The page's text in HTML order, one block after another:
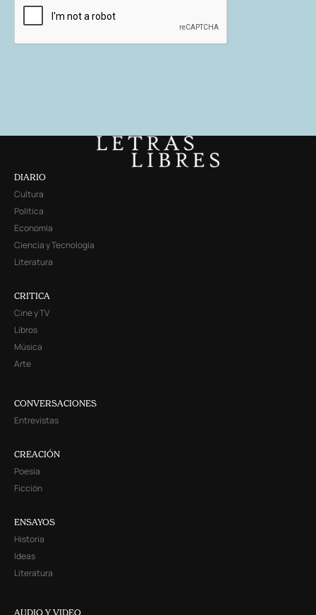
DIARIO
Cultura
Política
Economía
Ciencia y Tecnología
Literatura
CRITICA
Cine y TV
Libros
Música
Arte
CONVERSACIONES
Entrevistas
CREACIÓN
Poesía
Ficción
ENSAYOS
Historia
Ideas
Literatura
AUDIO Y VIDEO